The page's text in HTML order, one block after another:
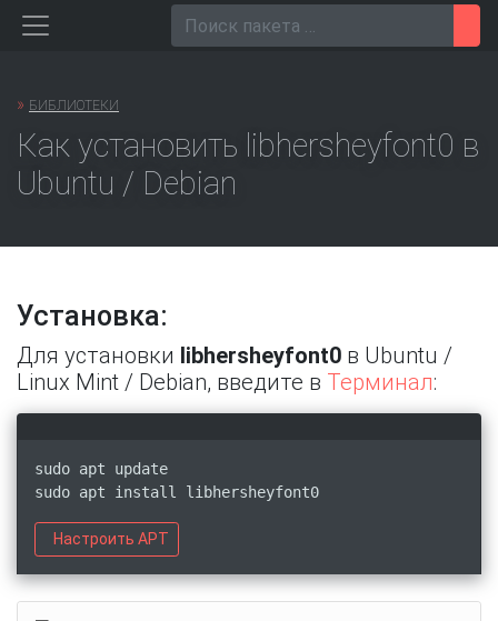
Перейти
» БИБЛИОТЕКИ
Как установить libhersheyfont0 в
Ubuntu / Debian
Установка:
Для установки libhersheyfont0 в Ubuntu /
Linux Mint / Debian, введите в Терминал:
sudo apt update
sudo apt install libhersheyfont0
Настроить APT